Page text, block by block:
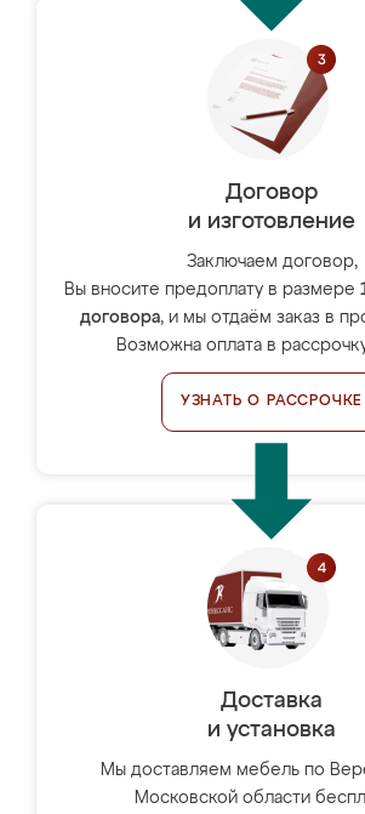
Договор
и изготовление
Заключаем договор,
Вы вносите предоплату в размере
договора, и мы отдаём заказ в
Возможна оплата в
УЗНАТЬ О РАССРОЧКЕ
Доставка
и установка
Мы доставляем мебель по
Московской области